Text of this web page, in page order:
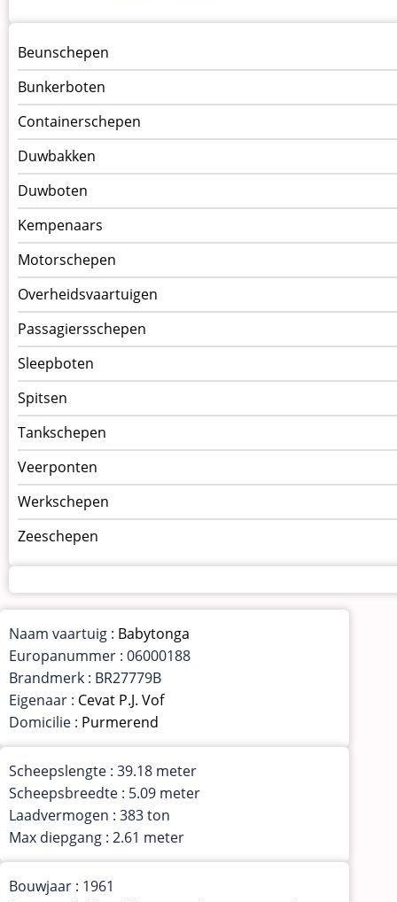
Menu
Schepen
Beunschepen
Bunkerboten
Containerschepen
Duwbakken
Duwboten
Kempenaars
Motorschepen
Overheidsvaartuigen
Passagiersschepen
Sleepboten
Spitsen
Tankschepen
Veerponten
Werkschepen
Zeeschepen
Naam vaartuig : Babytonga
Europanummer : 06000188
Brandmerk : BR27779B
Eigenaar : Cevat P.J. Vof
Domicilie : Purmerend
Scheepslengte : 39.18 meter
Scheepsbreedte : 5.09 meter
Laadvermogen : 383 ton
Max diepgang : 2.61 meter
Bouwjaar : 1961